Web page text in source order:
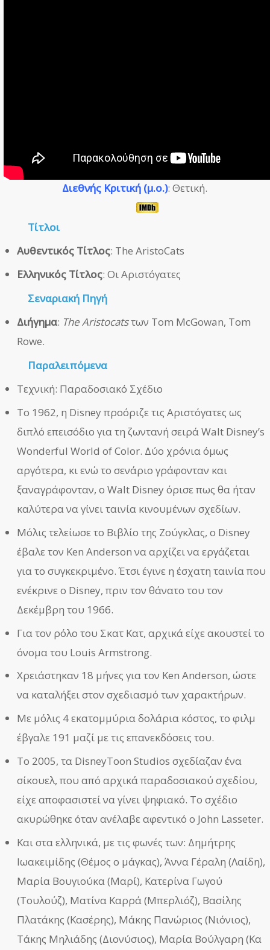
Διεθνής Κριτική (μ.ο.): Θετική.
Τίτλοι
Αυθεντικός Τίτλος: The AristoCats
Ελληνικός Τίτλος: Οι Αριστόγατες
Σεναριακή Πηγή
Διήγημα: The Aristocatsτων Tom McGowan, Tom
Rowe.
Παραλειπόμενα
Τεχνική: Παραδοσιακό Σχέδιο
Το 1962, η Disney προόριζε τις Αριστόγατες ως
διπλό επεισόδιο για τη ζωντανή σειρά Walt Disney’s
Wonderful World of Color. Δύο χρόνια όμως
αργότερα, κι ενώ το σενάριο γράφονταν και
ξαναγράφονταν, ο Walt Disney όρισε πως θα ήταν
καλύτερα να γίνει ταινία κινουμένων σχεδίων.
Μόλις τελείωσε το Βιβλίο της Ζούγκλας, ο Disney
έβαλε τον Ken Anderson να αρχίζει να εργάζεται
για το συγκεκριμένο. Έτσι έγινε η έσχατη ταινία που
ενέκρινε ο Disney, πριν τον θάνατο του τον
Δεκέμβρη του 1966.
Για τον ρόλο του Σκατ Κατ, αρχικά είχε ακουστεί το
όνομα του Louis Armstrong.
Χρειάστηκαν 18 μήνες για τον Ken Anderson, ώστε
να καταλήξει στον σχεδιασμό των χαρακτήρων.
Με μόλις 4 εκατομμύρια δολάρια κόστος, το φιλμ
έβγαλε 191 μαζί με τις επανεκδόσεις του.
Το 2005, τα DisneyToon Studios σχεδίαζαν ένα
σίκουελ, που από αρχικά παραδοσιακού σχεδίου,
είχε αποφασιστεί να γίνει ψηφιακό. Το σχέδιο
ακυρώθηκε όταν ανέλαβε αφεντικό ο John Lasseter.
Και στα ελληνικά, με τις φωνές των: Δημήτρης
Ιωακειμίδης (Θέμος ο μάγκας), Άννα Γέραλη (Λαίδη),
Μαρία Βουγιούκα (Μαρί), Κατερίνα Γωγού​
(Τουλούζ), Ματίνα Καρρά (Μπερλιόζ), Βασίλης
Πλατάκης​ (Κασέρης), Μάκης Πανώριος​ (Νιόνιος),
Τάκης Μηλιάδης​ (Διονύσιος), Μαρία Βούλγαρη (Κα